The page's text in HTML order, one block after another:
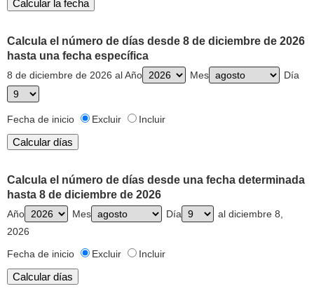
Calcula el número de días desde 8 de diciembre de 2026
hasta una fecha específica
8 de diciembre de 2026 al Año Mes Día
Fecha de inicio Excluir Incluir
Calcula el número de días desde una fecha determinada
hasta 8 de diciembre de 2026
Año Mes Día
al diciembre 8,
2026
Fecha de inicio
Excluir Incluir